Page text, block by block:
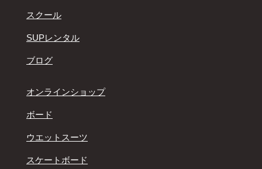
スクール
SUPレンタル
ブログ
オンラインショップ
ボード
ウエットスーツ
スケートボード